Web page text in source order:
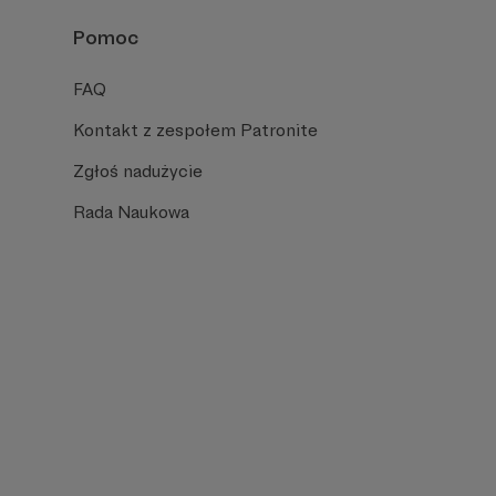
Pomoc
FAQ
Kontakt z zespołem Patronite
Zgłoś nadużycie
Rada Naukowa